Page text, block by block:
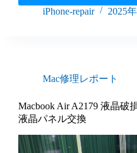
iPhone-repair 2025
Mac修理レポート
Macbook Air A2179 液晶破
液晶パネル交換